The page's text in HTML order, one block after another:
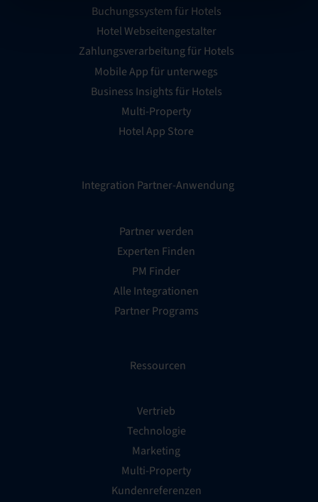
Buchungssystem für Hotels
Hotel Webseitengestalter
Zahlungsverarbeitung für Hotels
Mobile App für unterwegs
Business Insights für Hotels
Multi-Property
Hotel App Store
Integration Partner-Anwendung
Partner werden
Experten Finden
PM Finder
Alle Integrationen
Partner Programs
Ressourcen
Vertrieb
Technologie
Marketing
Multi-Property
Kundenreferenzen